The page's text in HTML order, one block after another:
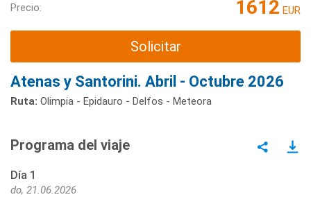
Precio: 1612 EUR
Solicitar
Atenas y Santorini. Abril - Octubre 2026
Ruta: Olimpia - Epidauro - Delfos - Meteora
Programa del viaje
Día 1
do, 21.06.2026